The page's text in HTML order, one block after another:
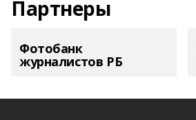
Партнеры
Фотобанк
журналистов РБ